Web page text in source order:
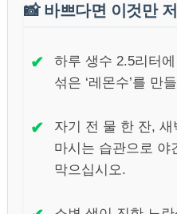
📸 바쁘다면 이것만
✔
하루 생수 2.5리터
섞은 ‘레몬수’를 만
✔
자기 전 물 한 잔,
마시는 습관으로 야
막으십시오.